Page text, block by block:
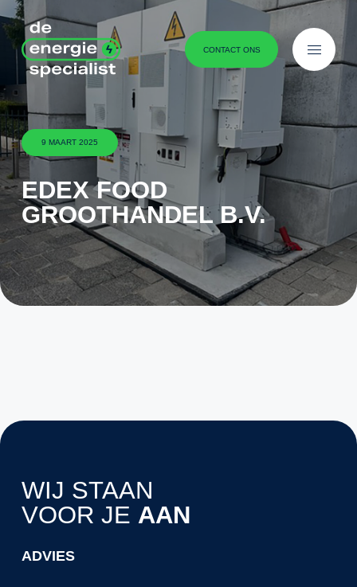
Ga naar content
CONTACT ONS menu
9 MAART 2025
EDEX FOOD
GROOTHANDEL B.V.
WIJ STAAN
VOOR JE AAN
ADVIES